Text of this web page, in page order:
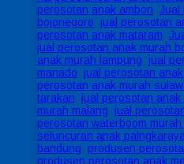
perosotan anak ambon, Jual
bojonegoro, jual perosotan
perosotan anak mataram,
jual perosotan anak murah
anak murah lampung, jual
manado, jual perosotan
perosotan anak murah
tarakan, jual perosotan anak
murah malang, jual
perosotan waterboom murah
seluncuran anak palngkaraya
bandung, produsen
produsen perosotan anak